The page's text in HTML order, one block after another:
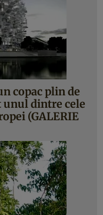
copac plin de
unul dintre cele
(GALERIE